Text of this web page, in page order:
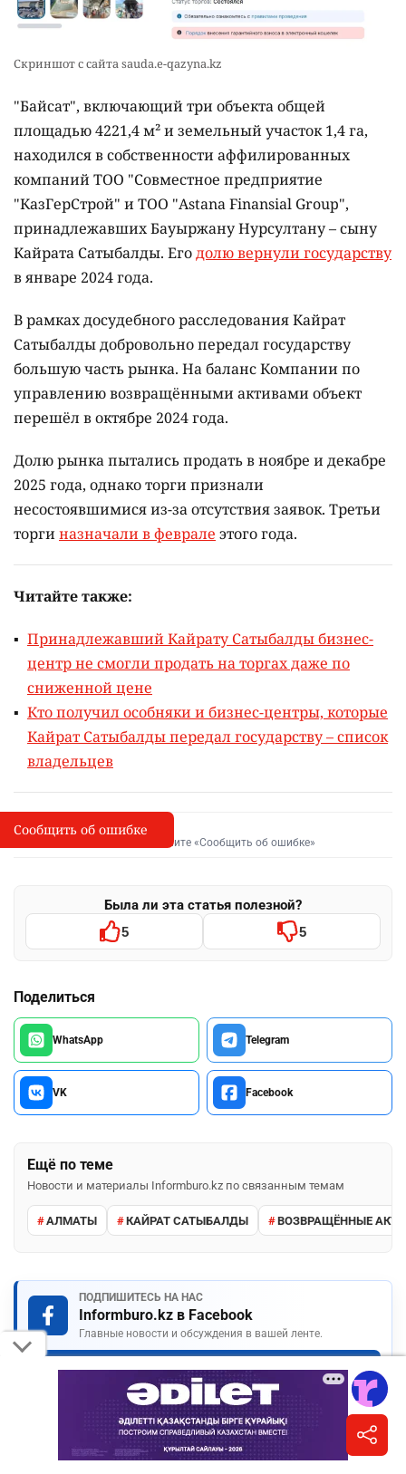
Скриншот с сайта sauda.e-qazyna.kz
"Байсат", включающий три объекта общей
площадью 4221,4 м² и земельный участок 1,4 га,
находился в собственности аффилированных
компаний ТОО "Совместное предприятие
"КазГерСтрой" и ТОО "Astana Finansial Group",
принадлежавших Бауыржану Нурсултану – сыну
Кайрата Сатыбалды. Егодолю вернули государству
в январе 2024 года.
В рамках досудебного расследования Кайрат
Сатыбалды добровольно передал государству
большую часть рынка. На баланс Компании по
управлению возвращёнными активами объект
перешёл в октябре 2024 года.
Долю рынка пытались продать в ноябре и декабре
2025 года, однако торги признали
несостоявшимися из-за отсутствия заявок. Третьи
торгиназначали в феврале этого года.
Читайте также:
Принадлежавший Кайрату Сатыбалды бизнес-
центр не смогли продать на торгах даже по
сниженной цене
Кто получил особняки и бизнес-центры, которые
Кайрат Сатыбалды передал государству – список
владельцев
I
Сообщить об опечатке
Выделите фрагмент и нажмите «Сообщить об ошибке»
Была ли эта статья полезной?
5 5
Поделиться
WhatsApp Telegram
VK Facebook
Ещё по теме
Новости и материалы Informburo.kz по связанным темам
АЛМАТЫ КАЙРАТ САТЫБАЛДЫ ВОЗВРАЩЁННЫЕ
ПОДПИШИТЕСЬ НА НАС
Informburo.kz в Facebook
Главные новости и обсуждения в вашей ленте.
Подписаться
Сообщить об ошибке
КОММЕНТАРИИ